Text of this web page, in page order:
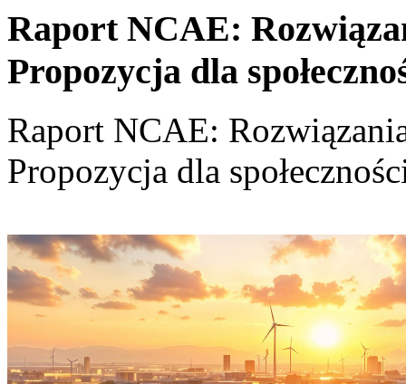
Raport NCAE:
Propozycja dla
Raport NCAE:
Propozycja dla